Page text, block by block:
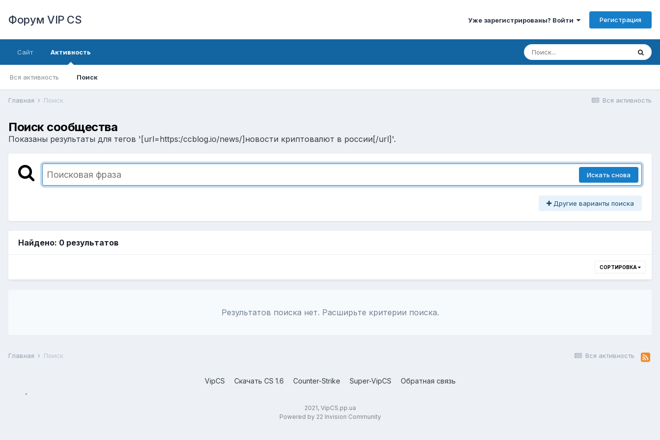
Форум VIP CS Уже зарегистрированы? Войти Регистрация
Сайт Активность
Вся активность Поиск
Вся активность
Главная Поиск
Поиск сообщества
Показаны результаты для тегов '[url=https:/ccblog.io/news/]новости криптовалют в россии[/url]'.
Искать снова
Другие варианты поиска
Найдено: 0 результатов
СОРТИРОВКА
Результатов поиска нет. Расширьте критерии поиска.
Вся активность
Главная Поиск
VipCS Скачать CS 1.6 Counter-Strike Super-VipCS Обратная связь
2021, VipCS.pp.ua
Powered by 22 Invision Community